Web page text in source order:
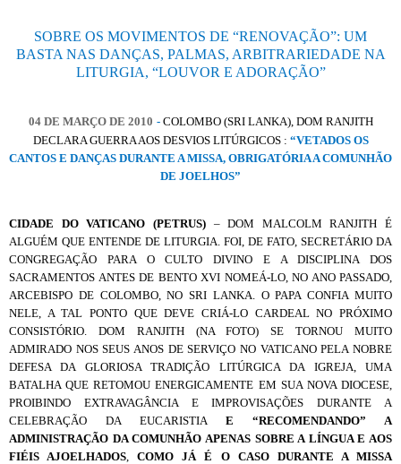
SOBRE OS MOVIMENTOS DE “RENOVAÇÃO”: UM
BASTA NAS DANÇAS, PALMAS, ARBITRARIEDADE NA
LITURGIA, “LOUVOR E ADORAÇÃO”
04 DE MARÇO DE 2010 - COLOMBO (SRI LANKA), DOM RANJITH
DECLARA GUERRA AOS DESVIOS LITÚRGICOS : “VETADOS OS
CANTOS E DANÇAS DURANTE A MISSA, OBRIGATÓRIA A COMUNHÃO
DE JOELHOS”
CIDADE DO VATICANO (PETRUS)– DOM MALCOLM RANJITH É
ALGUÉM QUE ENTENDE DE LITURGIA. FOI, DE FATO, SECRETÁRIO DA
CONGREGAÇÃO PARA O CULTO DIVINO E A DISCIPLINA DOS
SACRAMENTOS ANTES DE BENTO XVI NOMEÁ-LO, NO ANO PASSADO,
ARCEBISPO DE COLOMBO, NO SRI LANKA. O PAPA CONFIA MUITO
NELE, A TAL PONTO QUE DEVE CRIÁ-LO CARDEAL NO PRÓXIMO
CONSISTÓRIO. DOM RANJITH (NA FOTO) SE TORNOU MUITO
ADMIRADO NOS SEUS ANOS DE SERVIÇO NO VATICANO PELA NOBRE
DEFESA DA GLORIOSA TRADIÇÃO LITÚRGICA DA IGREJA, UMA
BATALHA QUE RETOMOU ENERGICAMENTE EM SUA NOVA DIOCESE,
PROIBINDO EXTRAVAGÂNCIA E IMPROVISAÇÕES DURANTE A
CELEBRAÇÃO DA EUCARISTIA E “RECOMENDANDO” A
ADMINISTRAÇÃO DA COMUNHÃO APENAS SOBRE A LÍNGUA E AOS
FIÉIS AJOELHADOS ,COMO JÁ É O CASO DURANTE A MISSA